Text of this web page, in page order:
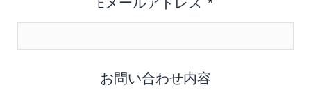
お問い合わせ内容